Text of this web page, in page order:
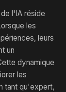
l'IA réside
les
leurs
un
dynamique
les
tant qu'expert,